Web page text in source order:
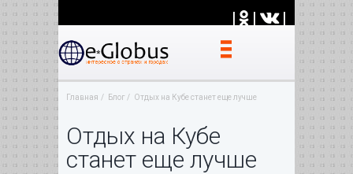
| | |
Главная Блог Отдых на Кубе станет еще лучше
Отдых на Кубе
станет еще лучше